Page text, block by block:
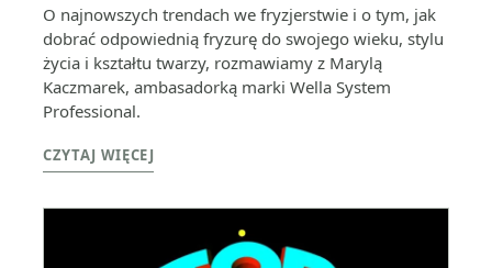
O najnowszych trendach we fryzjerstwie i o tym, jak
dobrać odpowiednią fryzurę do swojego wieku, stylu
życia i kształtu twarzy, rozmawiamy z Marylą
Kaczmarek, ambasadorką marki Wella System
Professional.
CZYTAJ WIĘCEJ